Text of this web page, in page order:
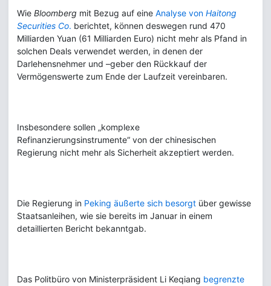
Wie Bloomberg mit Bezug auf eine Analyse von Haitong
Securities Co. berichtet, können deswegen rund 470
Milliarden Yuan (61 Milliarden Euro) nicht mehr als Pfand in
solchen Deals verwendet werden, in denen der
Darlehensnehmer und –geber den Rückkauf der
Vermögenswerte zum Ende der Laufzeit vereinbaren.
Insbesondere sollen „komplexe
Refinanzierungsinstrumente“ von der chinesischen
Regierung nicht mehr als Sicherheit akzeptiert werden.
Die Regierung in Peking äußerte sich besorgt über gewisse
Staatsanleihen, wie sie bereits im Januar in einem
detaillierten Bericht bekanntgab.
Das Politbüro von Ministerpräsident Li Keqiang begrenzte